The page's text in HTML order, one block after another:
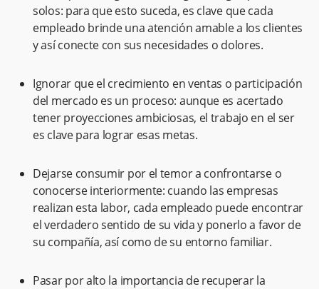
solos: para que esto suceda, es clave que cada
empleado brinde una atención amable a los clientes
y así conecte con sus necesidades o dolores.
Ignorar que el crecimiento en ventas o participación
del mercado es un proceso: aunque es acertado
tener proyecciones ambiciosas, el trabajo en el ser
es clave para lograr esas metas.
Dejarse consumir por el temor a confrontarse o
conocerse interiormente: cuando las empresas
realizan esta labor, cada empleado puede encontrar
el verdadero sentido de su vida y ponerlo a favor de
su compañía, así como de su entorno familiar.
Pasar por alto la importancia de recuperar la